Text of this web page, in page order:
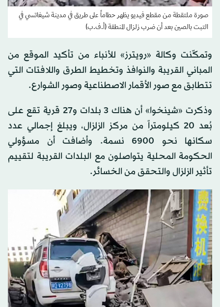
صورة ملتقطة من مقطع فيديو يظهر حطاماً على طريق في مدينة شيغاتسي في
التبت بالصين بعد أن ضرب زلزال المنطقة (أ.ف.ب)
وتمكّنت وكالة «رويترز» للأنباء من تأكيد الموقع من
المباني القريبة والنوافذ وتخطيط الطرق واللافتات التي
تتطابق مع صور الأقمار الاصطناعية وصور الشوارع.
وذكرت «شينخوا» أن هناك 3 بلدات و27 قرية تقع على
بُعد 20 كيلومتراً من مركز الزلزال، ويبلغ إجمالي عدد
سكانها نحو 6900 نسمة. وأضافت أن مسؤولي
الحكومة المحلية يتواصلون مع البلدات القريبة لتقييم
تأثير الزلزال والتحقق من الخسائر.